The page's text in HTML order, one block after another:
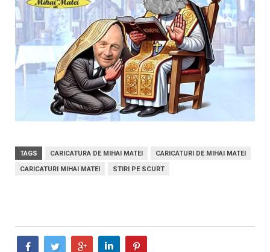
TAGS CARICATURA DE MIHAI MATEI
CARICATURI DE MIHAI MATEI
CARICATURI MIHAI MATEI
STIRI PE SCURT